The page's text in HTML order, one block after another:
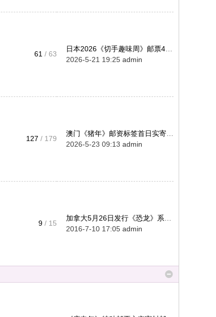
61 / 63
2026-5-21 19:25 admin
127 / 179
2026-5-23 09:13 admin
9 / 15
2016-7-10 17:05 admin